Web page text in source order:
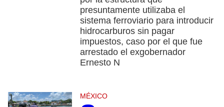
presuntamente utilizaba el
sistema ferroviario para introducir
hidrocarburos sin pagar
impuestos, caso por el que fue
arrestado el exgobernador
Ernesto N
MÉXICO